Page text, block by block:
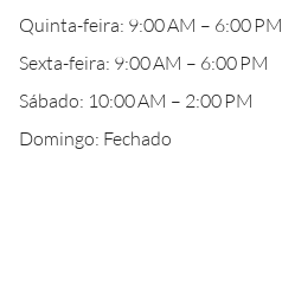
Quinta-feira: 9:00 AM – 6:00 PM
Sexta-feira: 9:00 AM – 6:00 PM
Sábado: 10:00 AM – 2:00 PM
Domingo: Fechado